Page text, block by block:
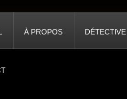
À PROPOS DÉTECTIVE